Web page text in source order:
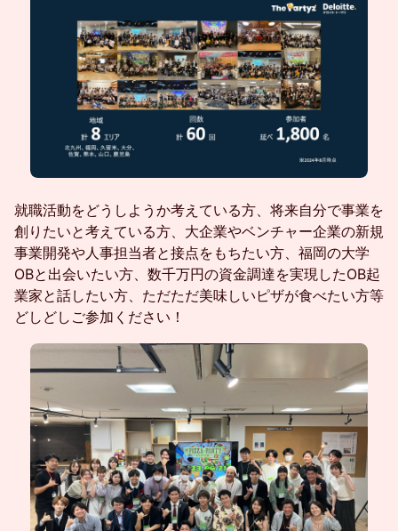
就職活動をどうしようか考えている方、将来自分で事業を
創りたいと考えている方、大企業やベンチャー企業の新規
事業開発や人事担当者と接点をもちたい方、福岡の大学
OBと出会いたい方、数千万円の資金調達を実現したOB起
業家と話したい方、ただただ美味しいピザが食べたい方等
どしどしご参加ください！